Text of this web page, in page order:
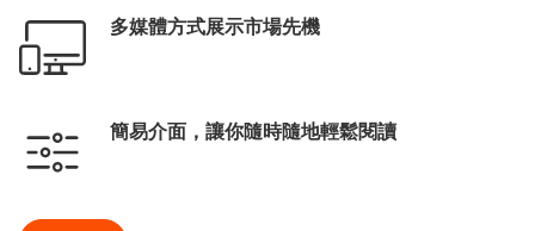
多媒體方式展示市場先機
簡易介面，讓你隨時隨地輕鬆閱讀